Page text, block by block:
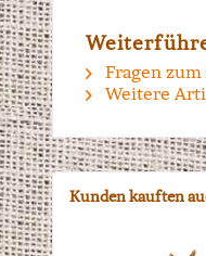
Fragen
Weitere
Kunden kauften